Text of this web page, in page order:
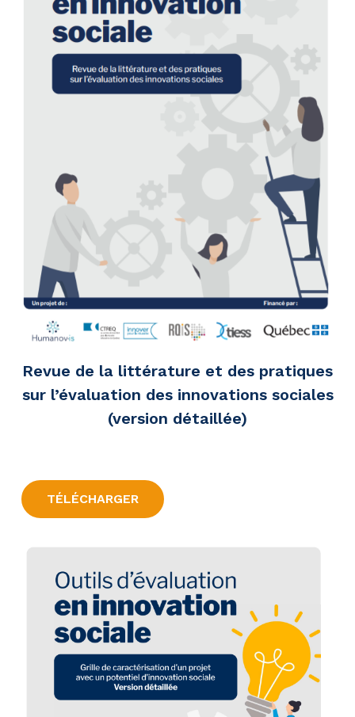
Revue de la littérature et des pratiques
sur l’évaluation des innovations sociales
(version détaillée)
TÉLÉCHARGER